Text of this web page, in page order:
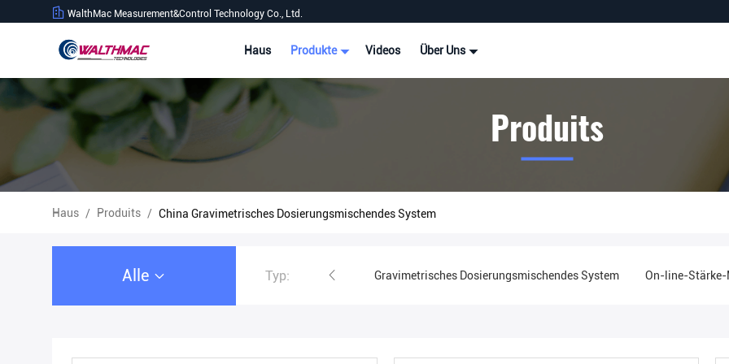
WalthMac Measurement&Control Technology Co., Ltd.
Haus Produkte Videos Über Uns
Produits
Haus / Produits / China Gravimetrisches Dosierungsmischendes System
Alle Typ:
Gravimetrisches Fütterungssystem Gravimetrisches Dosierungsmischendes System On-line-